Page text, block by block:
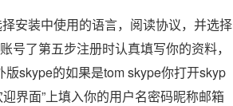
安装中使用的语言，阅读协议，并选择
了第五步注册时认真填写你的资料，
skype的如果是tom skype你打开skyp
界面”上填入你的用户名密码昵称邮箱